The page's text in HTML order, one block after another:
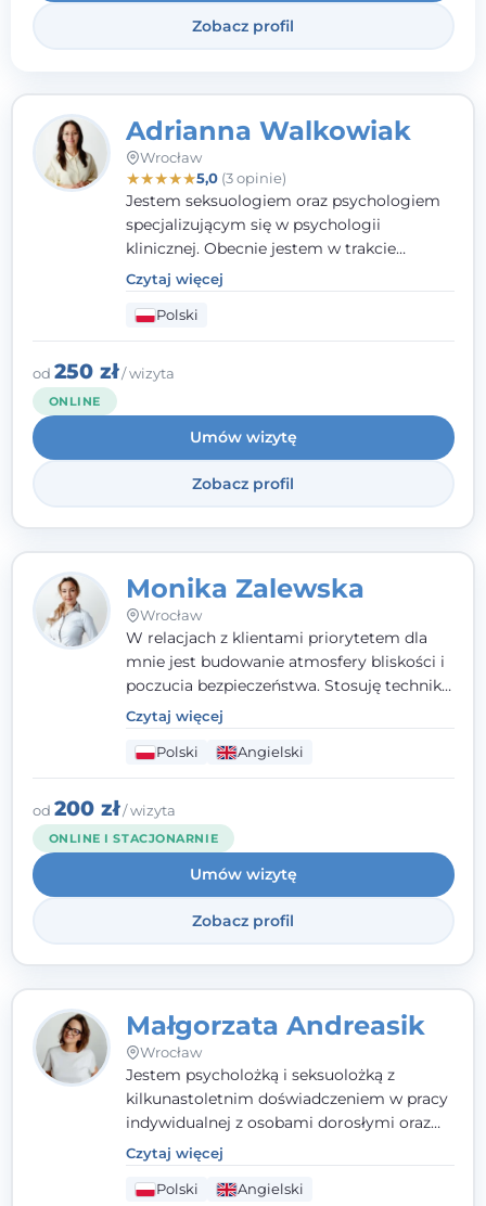
Zobacz profil
Adrianna Walkowiak
Wrocław
★★★★★5,0(3 opinie)
Jestem seksuologiem oraz psychologiem
specjalizującym się w psychologii
klinicznej. Obecnie jestem w trakcie
szkolenia na psychoterapeutę
systemowego. Posiadam status członka
nadzwyczajnego Wielkopolskiego
Towarzystwa Terapii Systemowej oraz
należę do Polskiego Towarzystwa
pierwszym miejscu stawiam budowanie
atmosfery bezpieczeństwa i zrozumienia w
relacjach z Klientami. Istotna dla nie jest
również koncentracja na dostępnych
zasobach.
Czytaj więcej
Polski
od 250 zł/ wizyta
ONLINE
Umów wizytę
Zobacz profil
Monika Zalewska
Wrocław
W relacjach z klientami priorytetem dla
mnie jest budowanie atmosfery bliskości i
poczucia bezpieczeństwa. Stosuję techniki
poznawczo-behawioralne oraz metody,
które koncentrują się na rozwiązaniach
(TSR). Te polegają na osiąganiu
zamierzonych celów (doprowadzeniu do
rozwiązania trudnych sytuacji) poprzez
identyfikowanie i wzmacnianie zasobów
oraz mocnych stron klienta. W swojej
pracy korzystam także z metod dialogu
motywacyjnego i treningu uważności.
Czytaj więcej
Polski Angielski
od 200 zł/ wizyta
ONLINE I STACJONARNIE
Umów wizytę
Zobacz profil
Małgorzata Andreasik
Wrocław
Jestem psycholożką i seksuolożką z
kilkunastoletnim doświadczeniem w pracy
indywidualnej z osobami dorosłymi oraz
parami. Specjalizuję się w obszarze zdrowia
seksualnego, żałoby, kryzysów życiowych i
wypalenia zawodowego. Pracuję w języku
Czytaj więcej
Polski Angielski